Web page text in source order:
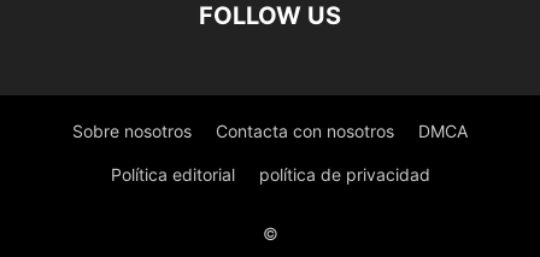
FOLLOW US
Sobre nosotros Contacta con nosotros DMCA
Política editorial política de privacidad
©